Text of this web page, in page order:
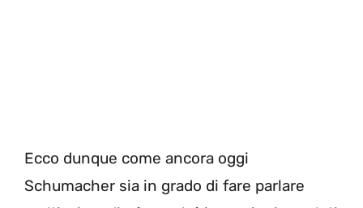
Ecco dunque come ancora oggi
Schumacher sia in grado di fare parlare